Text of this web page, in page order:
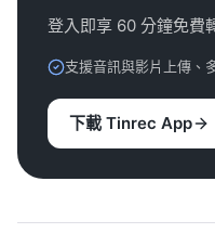
登入即享 60 分鐘免費
支援音訊與影片上傳、
下載 Tinrec App